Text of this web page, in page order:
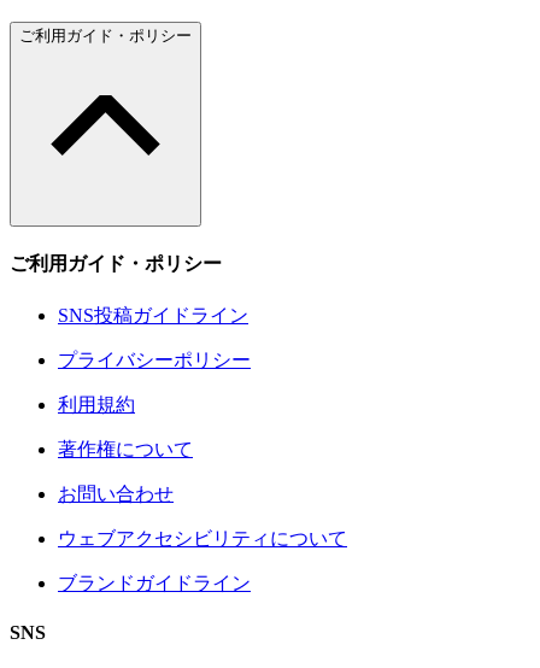
ご利用ガイド・ポリシー
ご利用ガイド・ポリシー
SNS投稿ガイドライン
プライバシーポリシー
利用規約
著作権について
お問い合わせ
ウェブアクセシビリティについて
ブランドガイドライン
SNS